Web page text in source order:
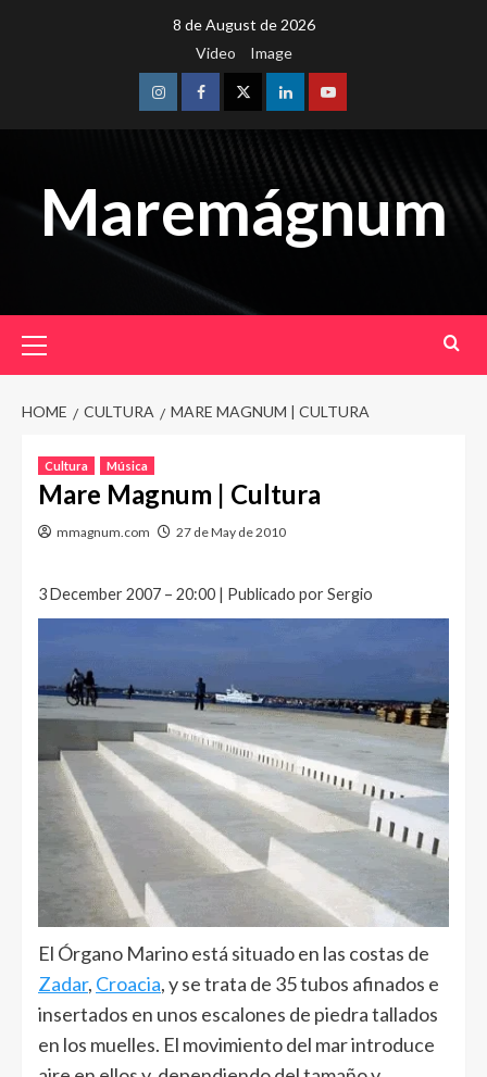
8 de August de 2026
Video
Image
InstagramFacebookTwitterLinkedinYoutube
Maremágnum
Menu
HOME CULTURA MARE MAGNUM | CULTURA
Cultura Música
Mare Magnum | Cultura
mmagnum.com 27 de May de 2010
3 December 2007 – 20:00 | Publicado por Sergio
El Órgano Marino está situado en las costas de
Zadar, Croacia, y se trata de 35 tubos afinados e
insertados en unos escalones de piedra tallados
en los muelles. El movimiento del mar introduce